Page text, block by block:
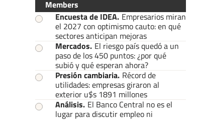
Members
Encuesta de IDEA. Empresarios miran
el 2027 con optimismo cauto: en qué
sectores anticipan mejoras
Mercados. El riesgo país quedó a un
paso de los 450 puntos: ¿por qué
subió y qué esperan ahora?
Presión cambiaria. Récord de
utilidades: empresas giraron al
exterior u$s 1891 millones
Análisis. El Banco Central no es el
lugar para discutir empleo ni